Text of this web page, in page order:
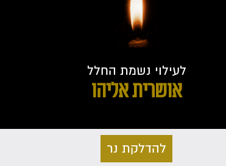
לעילוי נשמת החלל
אושרית אליהו
להדלקת נר